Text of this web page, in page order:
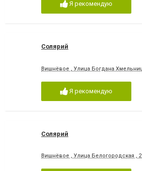
Я рекомендую
Солярий
Вишнёвое , Улица Богдана
Я рекомендую
Солярий
Вишнёвое , Улица Белогородская ,